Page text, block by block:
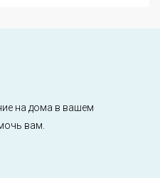
на дома в вашем
вам.